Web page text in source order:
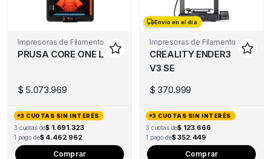
Impresoras de Filamento
PRUSA CORE ONE L
$ 5.073.969
3 CUOTAS SIN INTERÉS
3 cuotas de$ 1.691.323
1 pago de$ 4.462.962
Comprar
Envío en el día
Envío en el día
Impresoras de Filamento
CREALITY ENDER3
V3 SE
$ 370.999
3 CUOTAS SIN INTERÉS
3 cuotas de$ 123.666
1 pago de$ 352.449
Comprar